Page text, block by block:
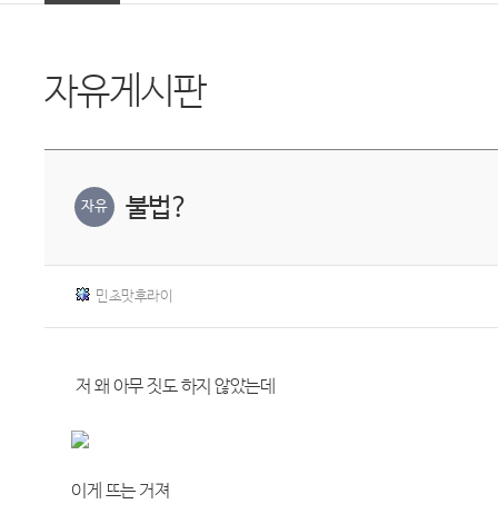
자유게시판
자유 불법?
민초맛후라이
저 왜 아무 짓도 하지 않았는데
이게 뜨는 거져